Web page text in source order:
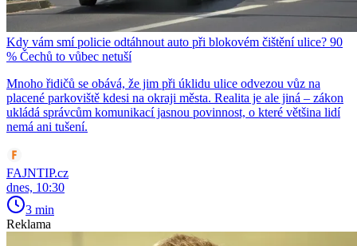
Kdy vám smí policie odtáhnout auto při blokovém čištění ulice? 90
% Čechů to vůbec netuší
Mnoho řidičů se obává, že jim při úklidu ulice odvezou vůz na
placené parkoviště kdesi na okraji města. Realita je ale jiná – zákon
ukládá správcům komunikací jasnou povinnost, o které většina lidí
nemá ani tušení.
FAJNTIP.cz
dnes, 10:30
3 min
Reklama